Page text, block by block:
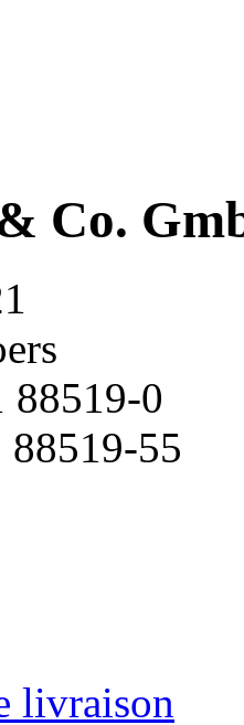
Co.
88519-0
88519-55
livraison